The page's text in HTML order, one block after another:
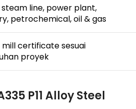
steam line, power plant,
petrochemical, oil & gas
mill certificate sesuai
proyek
P11 Alloy Steel